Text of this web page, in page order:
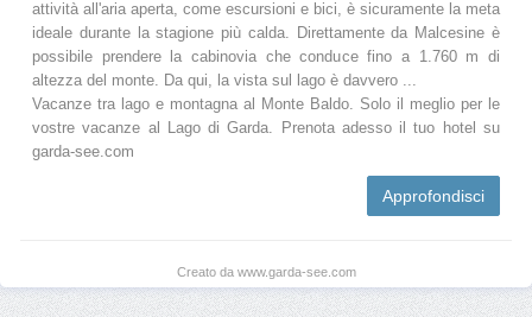
attività all'aria aperta, come escursioni e bici, è sicuramente la meta
ideale durante la stagione più calda. Direttamente da Malcesine è
possibile prendere la cabinovia che conduce fino a 1.760 m di
altezza del monte. Da qui, la vista sul lago è davvero ...
Vacanze tra lago e montagna al Monte Baldo. Solo il meglio per le
vostre vacanze al Lago di Garda. Prenota adesso il tuo hotel su
garda-see.com
Approfondisci
Creato da www.garda-see.com